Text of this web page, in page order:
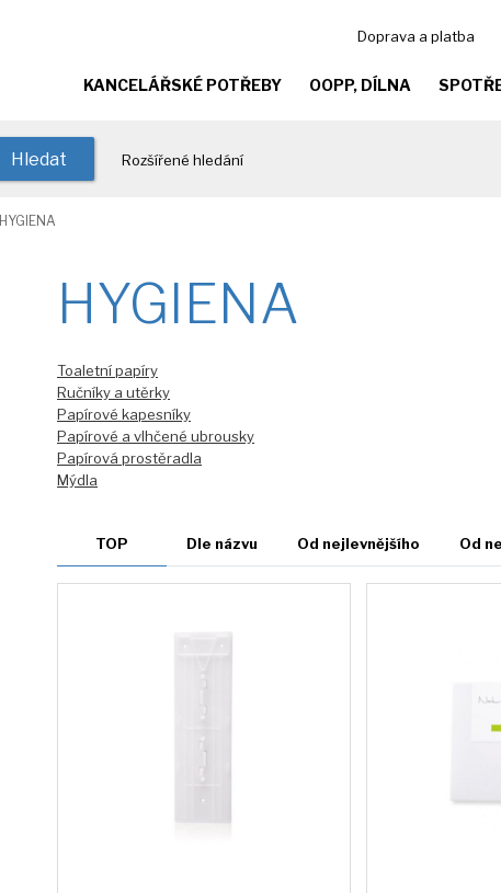
Doprava a platba
KANCELÁŘSKÉ POTŘEBY OOPP, DÍLNA
Hledat Rozšířené hledání
HYGIENA
HYGIENA
Toaletní papíry
Ručníky a utěrky
Papírové kapesníky
Papírové a vlhčené ubrousky
Papírová prostěradla
Mýdla
TOP Dle názvu Od nejlevnějšího Od